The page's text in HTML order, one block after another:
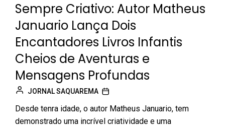
Sempre Criativo: Autor Matheus
Januario Lança Dois
Encantadores Livros Infantis
Cheios de Aventuras e
Mensagens Profundas
JORNAL SAQUAREMA
Desde tenra idade, o autor Matheus Januario, tem
demonstrado uma incrível criatividade e uma